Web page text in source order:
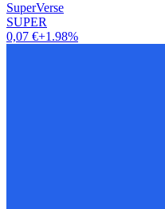
SuperVerse
SUPER
0,07 €+1.98%